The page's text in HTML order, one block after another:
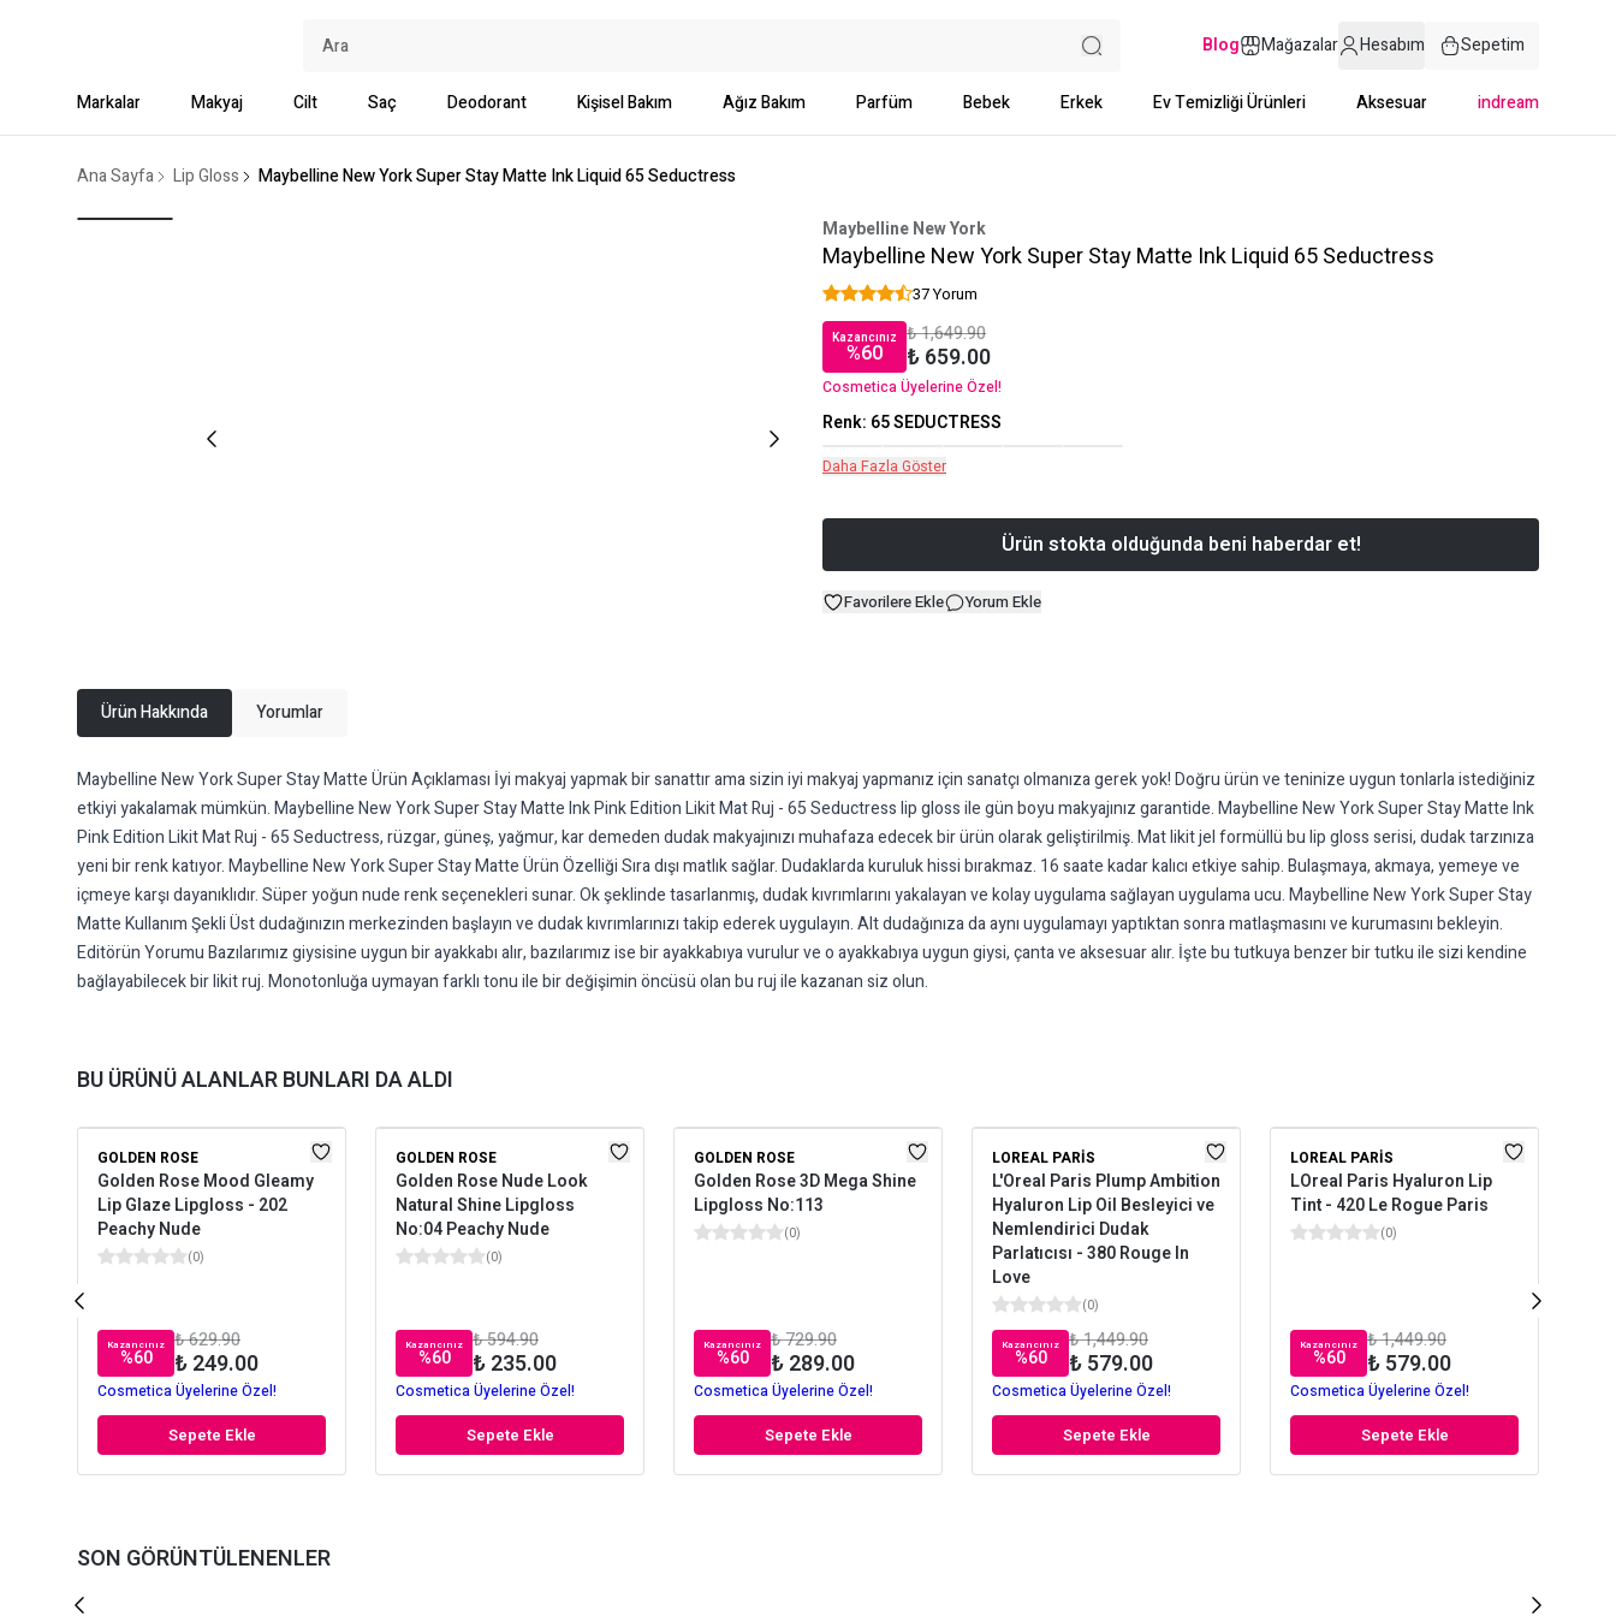
Blog Mağazalar Hesabım Sepetim
Markalar Makyaj Cilt Saç Deodorant Kişisel Bakım Ağız Bakım Parfüm Bebek Erkek Ev Temizliği Ürünleri Aksesuar indream
Ana Sayfa Lip Gloss Maybelline New York Super Stay Matte Ink Liquid 65 Seductress
Maybelline New York
Maybelline New York Super Stay Matte Ink Liquid 65 Seductress
37 Yorum
Kazancınız
%60
₺ 1,649.90
₺ 659.00
Cosmetica Üyelerine Özel!
Renk: 65 SEDUCTRESS
Daha Fazla Göster
Ürün stokta olduğunda beni haberdar et!
Favorilere Ekle Yorum Ekle
Ürün Hakkında Yorumlar
Maybelline New York Super Stay Matte Ürün Açıklaması İyi makyaj yapmak bir sanattır ama sizin iyi makyaj yapmanız için sanatçı olmanıza gerek yok! Doğru ürün ve teninize uygun tonlarla istediğiniz
etkiyi yakalamak mümkün. Maybelline New York Super Stay Matte Ink Pink Edition Likit Mat Ruj - 65 Seductress lip gloss ile gün boyu makyajınız garantide. Maybelline New York Super Stay Matte Ink
Pink Edition Likit Mat Ruj - 65 Seductress, rüzgar, güneş, yağmur, kar demeden dudak makyajınızı muhafaza edecek bir ürün olarak geliştirilmiş. Mat likit jel formüllü bu lip gloss serisi, dudak tarzınıza
yeni bir renk katıyor. Maybelline New York Super Stay Matte Ürün Özelliği Sıra dışı matlık sağlar. Dudaklarda kuruluk hissi bırakmaz. 16 saate kadar kalıcı etkiye sahip. Bulaşmaya, akmaya, yemeye ve
içmeye karşı dayanıklıdır. Süper yoğun nude renk seçenekleri sunar. Ok şeklinde tasarlanmış, dudak kıvrımlarını yakalayan ve kolay uygulama sağlayan uygulama ucu. Maybelline New York Super Stay
Matte Kullanım Şekli Üst dudağınızın merkezinden başlayın ve dudak kıvrımlarınızı takip ederek uygulayın. Alt dudağınıza da aynı uygulamayı yaptıktan sonra matlaşmasını ve kurumasını bekleyin.
Editörün Yorumu Bazılarımız giysisine uygun bir ayakkabı alır, bazılarımız ise bir ayakkabıya vurulur ve o ayakkabıya uygun giysi, çanta ve aksesuar alır. İşte bu tutkuya benzer bir tutku ile sizi kendine
bağlayabilecek bir likit ruj. Monotonluğa uymayan farklı tonu ile bir değişimin öncüsü olan bu ruj ile kazanan siz olun.
BU ÜRÜNÜ ALANLAR BUNLARI DA ALDI
GOLDEN ROSE
Golden Rose Mood Gleamy
Lip Glaze Lipgloss - 202
Peachy Nude
(0)
Kazancınız
%60
₺ 629.90
₺ 249.00
Cosmetica Üyelerine Özel!
Sepete Ekle
GOLDEN ROSE
Golden Rose Nude Look
Natural Shine Lipgloss
No:04 Peachy Nude
(0)
Kazancınız
%60
₺ 594.90
₺ 235.00
Cosmetica Üyelerine Özel!
Sepete Ekle
GOLDEN ROSE
Golden Rose 3D Mega Shine
Lipgloss No:113
(0)
Kazancınız
%60
₺ 729.90
₺ 289.00
Cosmetica Üyelerine Özel!
Sepete Ekle
LOREAL PARIS
L'Oreal Paris Plump Ambition
Hyaluron Lip Oil Besleyici ve
Nemlendirici Dudak
Parlatıcısı - 380 Rouge In
Love
(0)
Kazancınız
%60
₺ 1,449.90
₺ 579.00
Cosmetica Üyelerine Özel!
Sepete Ekle
LOREAL PARIS
LOreal Paris Hyaluron Lip
Tint - 420 Le Rogue Paris
(0)
Kazancınız
%60
₺ 1,449.90
₺ 579.00
Cosmetica Üyelerine Özel!
Sepete Ekle
SON GÖRÜNTÜLENENLER